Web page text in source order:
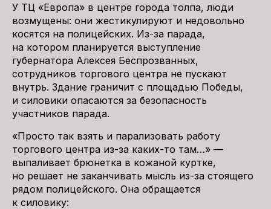
У ТЦ «Европа» в центре города толпа, люди
возмущены: они жестикулируют и недовольно
косятся на полицейских. Из-за парада,
на котором планируется выступление
губернатора Алексея Беспрозванных,
сотрудников торгового центра не пускают
внутрь. Здание граничит с площадью Победы,
и силовики опасаются за безопасность
участников парада.
«Просто так взять и парализовать работу
торгового центра из-за каких-то там…» —
выпаливает брюнетка в кожаной куртке,
но решает не заканчивать мысль из-за стоящего
рядом полицейского. Она обращается
к силовику: